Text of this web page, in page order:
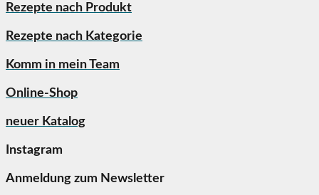
Kategorie
Rezepte nach Produkt
Rezepte nach Kategorie
Komm in mein Team
Online-Shop
neuer Katalog
Instagram
Anmeldung zum Newsletter